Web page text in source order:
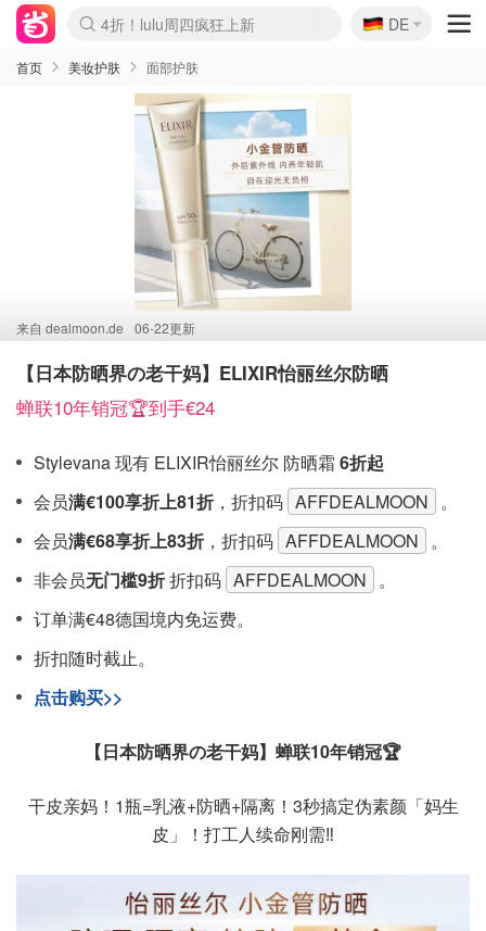
Boticinal 夏促开抢！
4折！lulu周四疯狂上新
还没结束！&OtherStories大促
Joybuy变相75折 随时失效
速领！Stanley独家85折
疑似霸哥！Camper额外叠85折
Zalando 奥莱闪促！每日更新
Moncler反季囤！5折起+叠9折
Coach Brooklyn仅€192
🇩🇪
DE
首页 美妆护肤 面部护肤
来自 dealmoon.de 06-22更新
【日本防晒界の老干妈】ELIXIR怡丽丝尔防晒
蝉联10年销冠🏆到手€24
Stylevana 现有 ELIXIR怡丽丝尔 防晒霜 6折起
会员满€100享折上81折 ，折扣码 AFFDEALMOON 。
会员满€68享折上83折 ，折扣码 AFFDEALMOON 。
非会员无门槛9折折扣码 AFFDEALMOON 。
订单满€48德国境内免运费。
折扣随时截止。
点击购买>>
【日本防晒界の老干妈】蝉联10年销冠🏆
干皮亲妈！1瓶=乳液+防晒+隔离！3秒搞定伪素颜「妈生
皮」！打工人续命刚需‼️